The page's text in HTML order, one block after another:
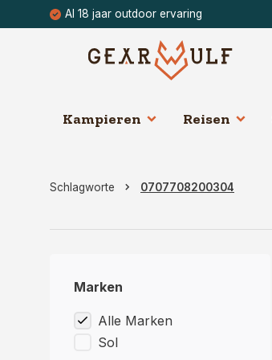
Al 18 jaar outdoor ervaring
Kampieren Reisen
Schlagworte 0707708200304
Marken
Alle Marken
Sol